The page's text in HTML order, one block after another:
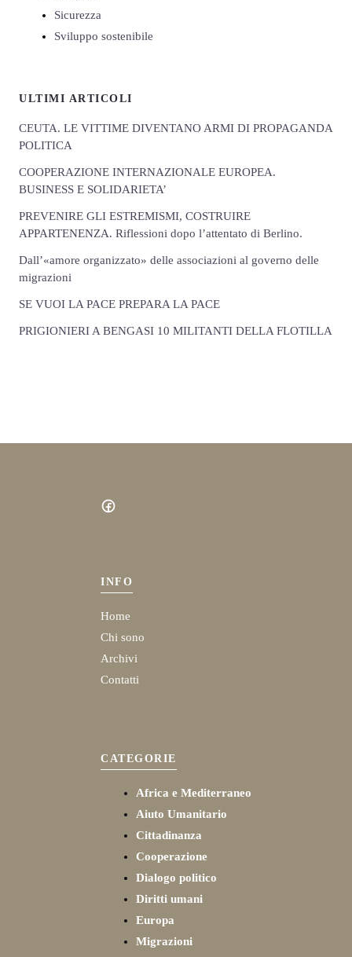
Sicurezza
Sviluppo sostenibile
ULTIMI ARTICOLI
CEUTA. LE VITTIME DIVENTANO ARMI DI PROPAGANDA
POLITICA
COOPERAZIONE INTERNAZIONALE EUROPEA.
BUSINESS E SOLIDARIETA’
PREVENIRE GLI ESTREMISMI, COSTRUIRE
APPARTENENZA. Riflessioni dopo l’attentato di Berlino.
Dall’«amore organizzato» delle associazioni al governo delle
migrazioni
SE VUOI LA PACE PREPARA LA PACE
PRIGIONIERI A BENGASI 10 MILITANTI DELLA FLOTILLA
INFO
Home
Chi sono
Archivi
Contatti
CATEGORIE
Africa e Mediterraneo
Aiuto Umanitario
Cittadinanza
Cooperazione
Dialogo politico
Diritti umani
Europa
Migrazioni